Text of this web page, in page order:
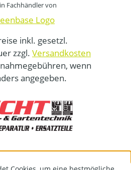
Fachhändler von
inkl. gesetzl.
zzgl. Versandkosten
wenn
angegeben.